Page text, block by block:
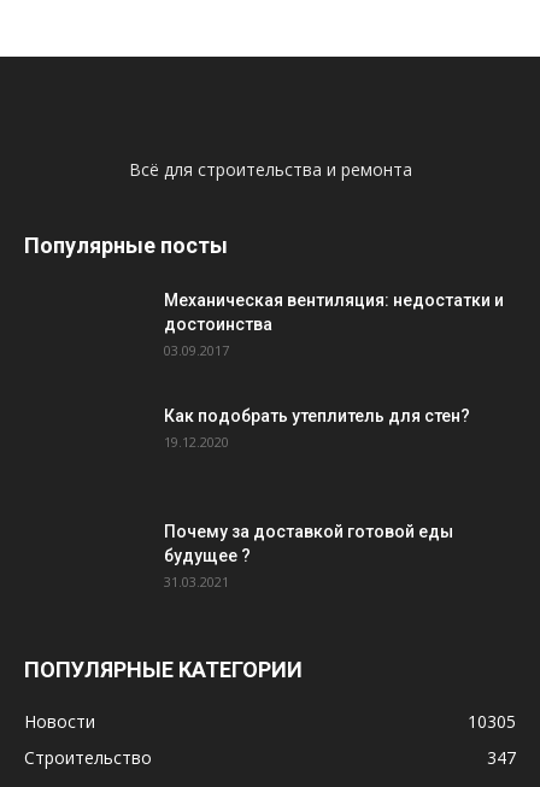
Всё для строительства и ремонта
Популярные посты
Механическая вентиляция: недостатки и
достоинства
03.09.2017
Как подобрать утеплитель для стен?
19.12.2020
Почему за доставкой готовой еды
будущее ?
31.03.2021
ПОПУЛЯРНЫЕ КАТЕГОРИИ
Новости
10305
Строительство
347